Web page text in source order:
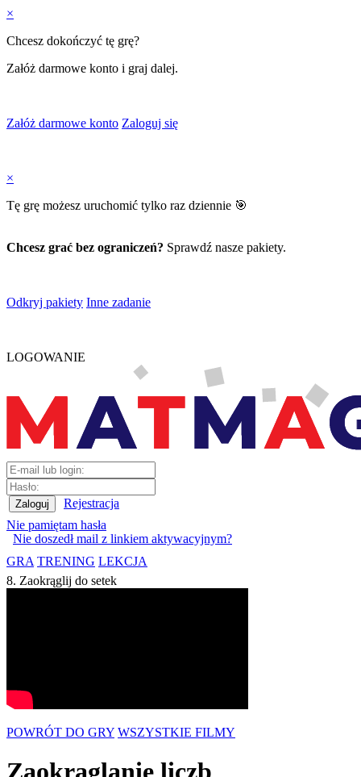
×
Chcesz dokończyć tę grę?
Załóż darmowe konto i graj dalej.
Załóż darmowe konto Zaloguj się
×
Tę grę możesz uruchomić tylko raz dziennie 🎯
Chcesz grać bez ograniczeń? Sprawdź nasze pakiety.
Odkryj pakiety Inne zadanie
LOGOWANIE
Rejestracja
Nie pamiętam hasła
Nie doszedł mail z linkiem aktywacyjnym?
GRA TRENING LEKCJA
8. Zaokrąglij do setek
POWRÓT DO GRY WSZYSTKIE FILMY